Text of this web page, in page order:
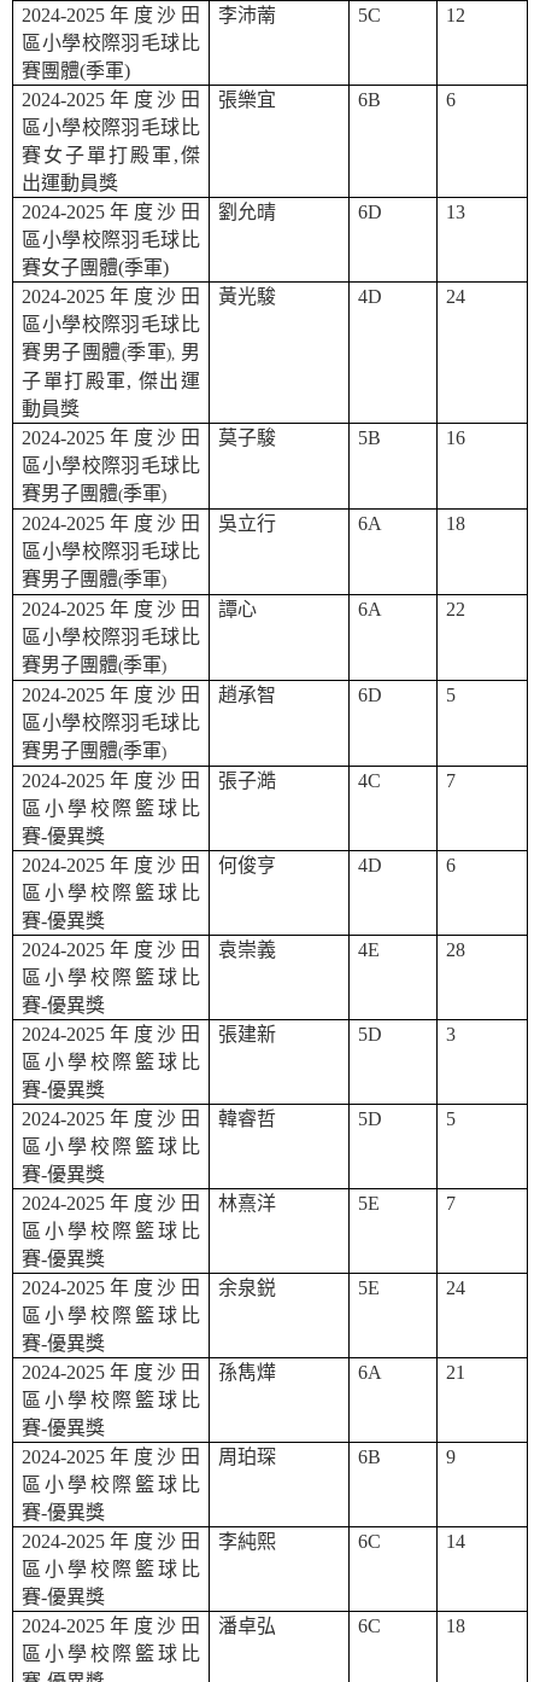
2024-2025 年度沙田
區小學校際羽毛球比
賽團體(季軍)
李沛萳 5C 12
2024-2025 年度沙田
區小學校際羽毛球比
賽女子單打殿軍 ,傑
出運動員獎
張樂宜 6B 6
2024-2025 年度沙田
區小學校際羽毛球比
賽女子團體(季軍)
劉允晴 6D 13
2024-2025 年度沙田
區小學校際羽毛球比
賽男子團體(季軍), 男
子單打殿軍, 傑出運
動員獎
黃光駿 4D 24
2024-2025 年度沙田
區小學校際羽毛球比
賽男子團體(季軍)
莫子駿 5B 16
2024-2025 年度沙田
區小學校際羽毛球比
賽男子團體(季軍)
吳立行 6A 18
2024-2025 年度沙田
區小學校際羽毛球比
賽男子團體(季軍)
譚心 6A 22
2024-2025 年度沙田
區小學校際羽毛球比
賽男子團體(季軍)
趙承智 6D 5
2024-2025 年度沙田
區小學校際籃球比
賽-優異獎
張子澔 4C 7
2024-2025 年度沙田
區小學校際籃球比
賽-優異獎
何俊亨 4D 6
2024-2025 年度沙田
區小學校際籃球比
賽-優異獎
袁崇義 4E 28
2024-2025 年度沙田
區小學校際籃球比
賽-優異獎
張建新 5D 3
2024-2025 年度沙田
區小學校際籃球比
賽-優異獎
韓睿哲 5D 5
2024-2025 年度沙田
區小學校際籃球比
賽-優異獎
林熹洋 5E 7
2024-2025 年度沙田
區小學校際籃球比
賽-優異獎
余泉鋭 5E 24
2024-2025 年度沙田
區小學校際籃球比
賽-優異獎
孫雋燁 6A 21
2024-2025 年度沙田
區小學校際籃球比
賽-優異獎
周珀琛 6B 9
2024-2025 年度沙田
區小學校際籃球比
賽-優異獎
李純熙 6C 14
2024-2025 年度沙田
區小學校際籃球比
潘卓弘 6C 18